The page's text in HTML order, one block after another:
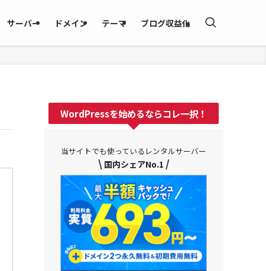
サーバー ドメイン テーマ ブログ収益化
WordPressを始めるならコレ一択！
当サイトでも使っているレンタルサーバー
\ 国内シェアNo.1 /